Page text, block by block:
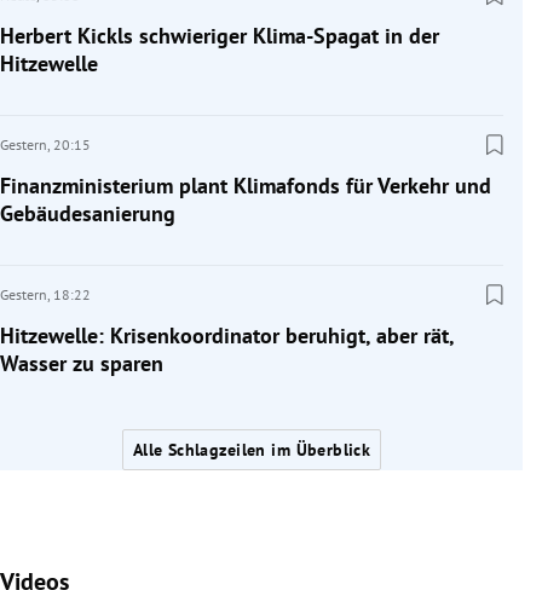
Herbert Kickls schwieriger Klima-Spagat in der
Hitzewelle
Gestern, 20:15
Finanzministerium plant Klimafonds für Verkehr und
Gebäudesanierung
Gestern, 18:22
Hitzewelle: Krisenkoordinator beruhigt, aber rät,
Wasser zu sparen
Alle Schlagzeilen im Überblick
Videos
Slide 1 von 7